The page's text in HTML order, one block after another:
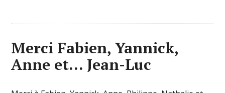
Merci Fabien, Yannick,
Anne et… Jean-Luc